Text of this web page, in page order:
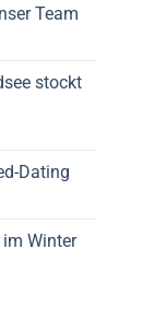
Baiersbronner
Team
stockt
Dating
Winter